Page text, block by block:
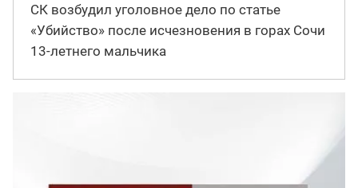
СК возбудил уголовное дело по статье
«Убийство» после исчезновения в горах Сочи
13-летнего мальчика